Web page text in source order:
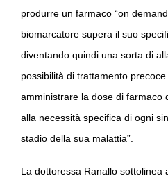
produrre un farmaco “on
biomarcatore supera il suo
diventando quindi una sorta di
possibilità di trattamento
amministrare la dose di farmaco
alla necessità specifica di ogni
stadio della sua malattia”.
La dottoressa Ranallo sottolinea